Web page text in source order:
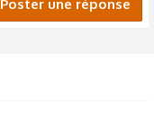
Poster une réponse